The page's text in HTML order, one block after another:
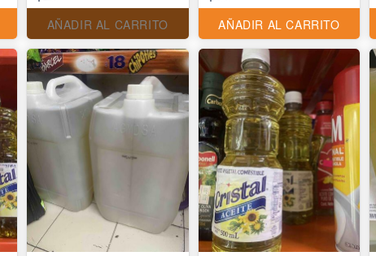
AÑADIR AL CARRITO AÑADIR AL CARRITO